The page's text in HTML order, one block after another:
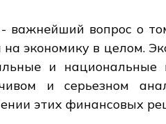
важнейший вопрос о
экономику в целом.
и национальные
и серьезном
этих финансовых